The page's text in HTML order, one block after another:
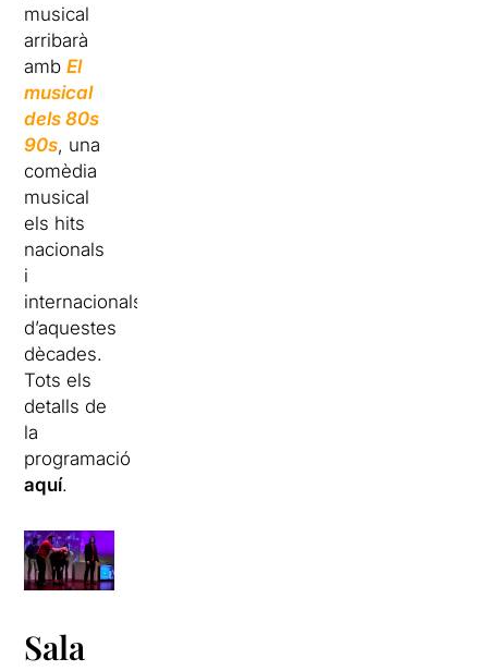
musical
arribarà
amb El
musical
dels 80s
90s, una
comèdia
musical
els hits
nacionals
i
internacionals
d’aquestes
dècades.
Tots els
detalls de
la
programació
aquí.
Sala